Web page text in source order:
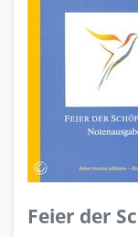
Feier der